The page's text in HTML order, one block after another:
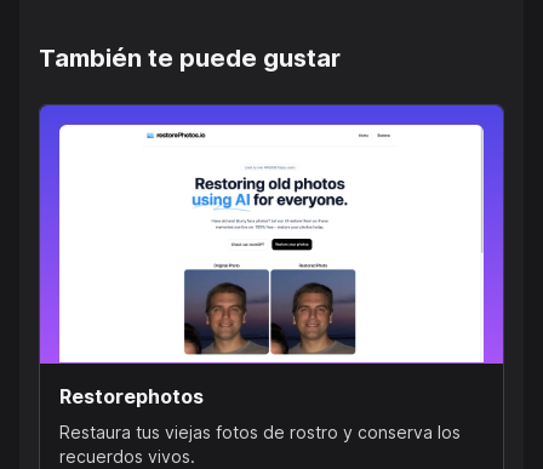
También te puede gustar
Restorephotos
Restaura tus viejas fotos de rostro y conserva los
recuerdos vivos.